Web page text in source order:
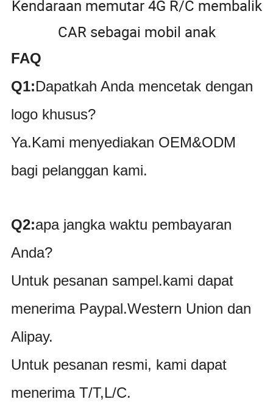
Kendaraan memutar 4G R/C membalik
CAR sebagai mobil anak
FAQ
Q1:Dapatkah Anda mencetak dengan
logo khusus?
Ya.Kami menyediakan OEM&ODM
bagi pelanggan kami.
Q2:apajangka waktu pembayaran
Anda?
Untuk pesanan sampel.kami dapat
menerima Paypal.Western Union dan
Alipay.
Untuk pesanan resmi, kami dapat
menerima T/T,L/C.